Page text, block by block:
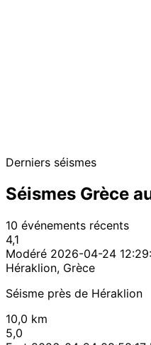
Derniers séismes
Séismes Grèce
10 événements récents
4,1
Modéré 2026-04-24
Héraklion, Grèce
Séisme près de Héraklion
10,0 km
5,0